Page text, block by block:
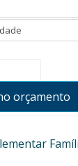
orçamento